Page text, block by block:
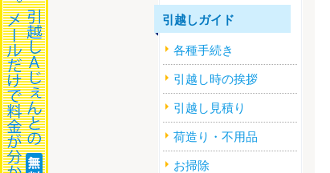
引越しガイド
各種手続き
引越し時の挨拶
引越し見積り
荷造り・不用品
お掃除